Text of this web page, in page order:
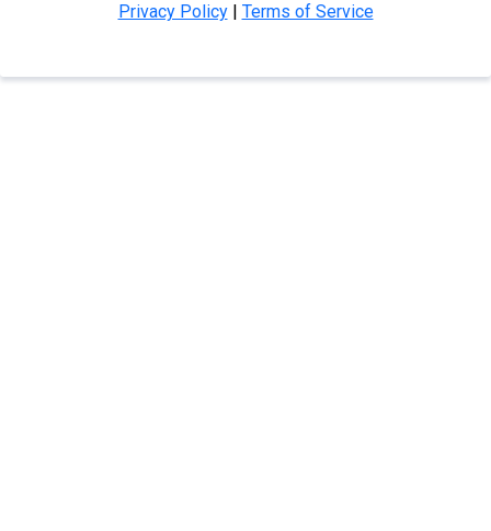
Privacy Policy| Terms of Service